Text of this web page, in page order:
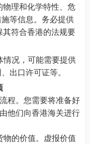
理和化学特性、危
等信息。务必提供
符合香港的法规要
情况，可能需要提供
出口许可证等。
程。您需要将准备好
他们向香港海关进行
物的价值。虚报价值